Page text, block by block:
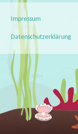
Impressum
Datenschutzerklärung